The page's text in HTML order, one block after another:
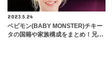
2023.5.24
ベビモン(BABY MONSTER)チキー
タの国籍や家族構成をまとめ！兄…